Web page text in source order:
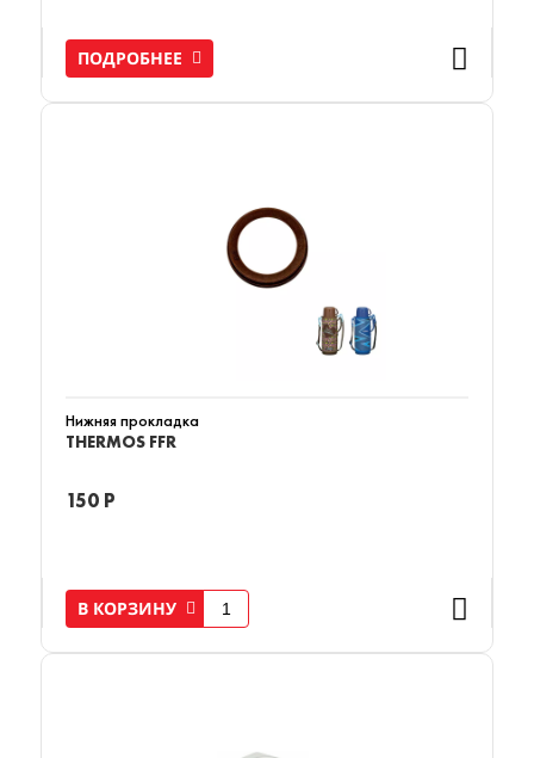
ПОДРОБНЕЕ
Нижняя прокладка
THERMOS FFR
150 Р
В КОРЗИНУ